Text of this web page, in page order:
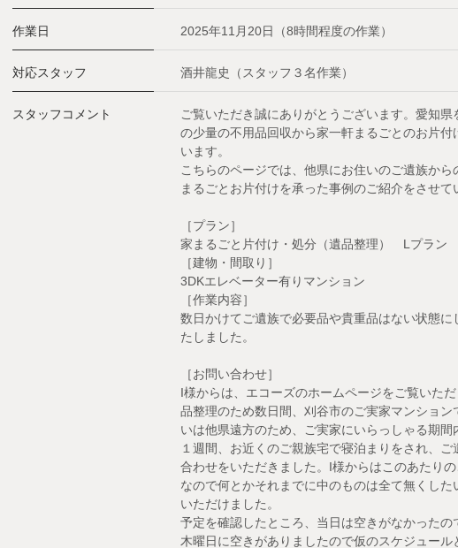
作業日 2025年11月20日（8時間程度の作業）
対応スタッフ 酒井龍史（スタッフ３名作業）
スタッフコメント
ご覧いただき誠にありがとうございます。愛知
の少量の不用品回収から家一軒まるごとのお片
います。
こちらのページでは、他県にお住いのご遺族か
まるごとお片付けを承った事例のご紹介をさせて
［プラン］
家まるごと片付け・処分（遺品整理） Lプラン
［建物・間取り］
3DKエレベーター有りマンション
［作業内容］
数日かけてご遺族で必要品や貴重品はない状態
たしました。
［お問い合わせ］
I様からは、エコーズのホームページをご覧いた
品整理のため数日間、刈谷市のご実家マンショ
いは他県遠方のため、ご実家にいらっしゃる期
１週間、お近くのご親族宅で寝泊まりをされ、
合わせをいただきました。I様からはこのあたり
なので何とかそれまでに中のものは全て無くし
いただけました。
予定を確認したところ、当日は空きがなかった
木曜日に空きがありましたので仮のスケジュー